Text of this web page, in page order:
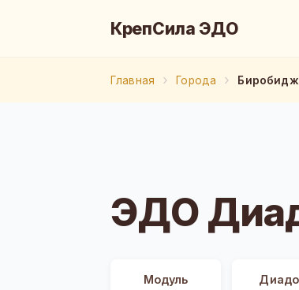
КрепСила ЭДО
Главная Города
ЭДО
Модуль